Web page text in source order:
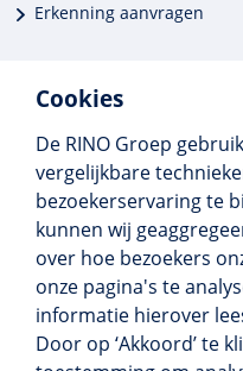
Cookies
De RINO Groep
vergelijkbare
bezoekerservaring te
kunnen wij
over hoe bezoekers
onze pagina's te
informatie hierover
Door op ‘Akkoord’ te
Erkenning aanvragen
Meer
Alle
Cedeo-erkend